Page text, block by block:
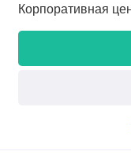
Корпоративная